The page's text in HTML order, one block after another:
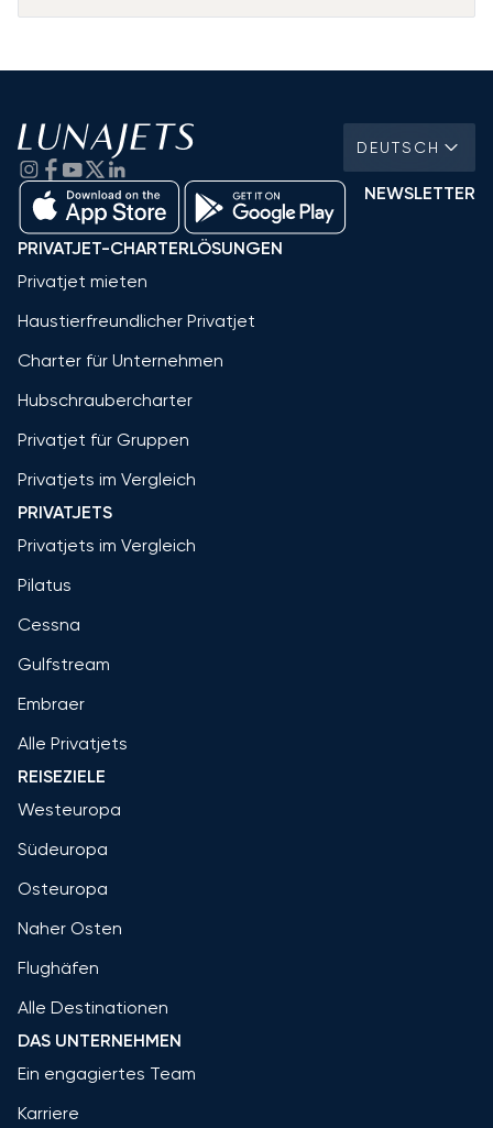
DEUTSCH
NEWSLETTER
PRIVATJET-CHARTERLÖSUNGEN
Privatjet mieten
Haustierfreundlicher Privatjet
Charter für Unternehmen
Hubschraubercharter
Privatjet für Gruppen
Privatjets im Vergleich
PRIVATJETS
Privatjets im Vergleich
Pilatus
Cessna
Gulfstream
Embraer
Alle Privatjets
REISEZIELE
Westeuropa
Südeuropa
Osteuropa
Naher Osten
Flughäfen
Alle Destinationen
DAS UNTERNEHMEN
Ein engagiertes Team
Karriere